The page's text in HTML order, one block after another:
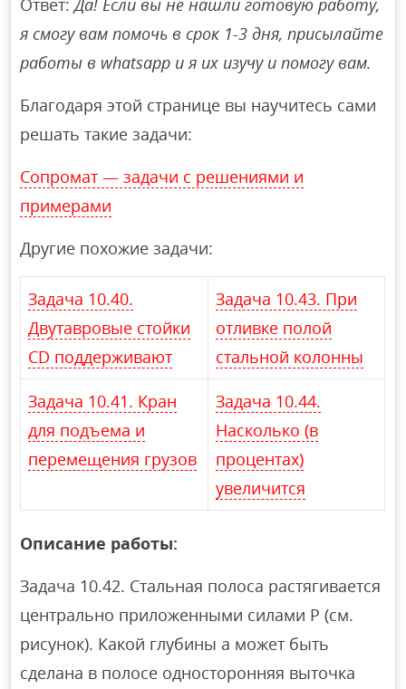
Ответ:Да! Если вы не нашли готовую работу,
я смогу вам помочь в срок 1-3 дня, присылайте
работы в whatsapp и я их изучу и помогу вам.
Благодаря этой странице вы научитесь сами
решать такие задачи:
Сопромат — задачи с решениями и
примерами
Другие похожие задачи:
Задача 10.40.
Двутавровые стойки
CD поддерживают
Задача 10.43. При
отливке полой
стальной колонны
Задача 10.41. Кран
для подъема и
перемещения грузов
Задача 10.44.
Насколько (в
процентах)
увеличится
Описание работы:
Задача 10.42. Стальная полоса растягивается
центрально приложенными силами Р (см.
рисунок). Какой глубины а может быть
сделана в полосе односторонняя выточка